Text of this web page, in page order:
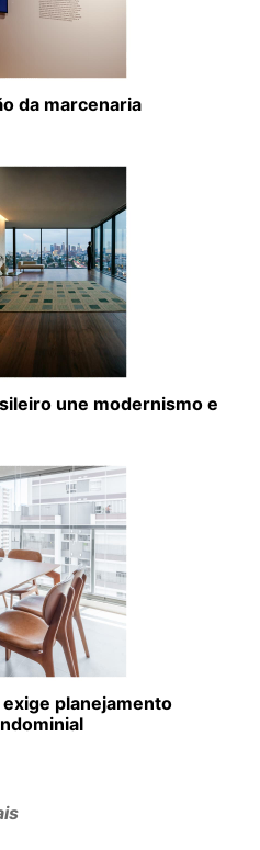
da marcenaria
une modernismo e
planejamento